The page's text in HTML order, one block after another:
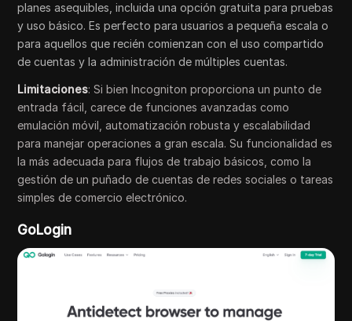
planes asequibles, incluida una opción gratuita para pruebas
y uso básico. Es perfecto para usuarios a pequeña escala o
para aquellos que recién comienzan con el uso compartido
de cuentas y la administración de múltiples cuentas.
Limitaciones: Si bien Incogniton proporciona un punto de
entrada fácil, carece de funciones avanzadas como
emulación móvil, automatización robusta y escalabilidad
para manejar operaciones a gran escala. Su funcionalidad es
la más adecuada para flujos de trabajo básicos, como la
gestión de un puñado de cuentas de redes sociales o tareas
simples de comercio electrónico.
GoLogin